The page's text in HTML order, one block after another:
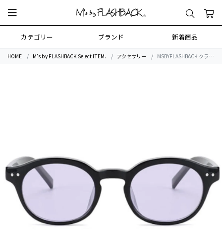
カテゴリー ブランド 新着商品
HOME M's by FLASHBACK Select ITEM. アクセサリー MSBYFLASHBACK クラシックオーバルサングラス MSBYFLASHBACK SLIM SQUARE Sungrass Black ×Pale Purple